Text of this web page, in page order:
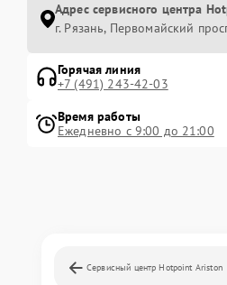
Адрес сервисного центра
г. Рязань, Первомайский
Горячая линия
+7 (491) 243-42-03
Время работы
Ежедневно с 9:00 до 21:00
Сервисный центр Hotpoint Ariston